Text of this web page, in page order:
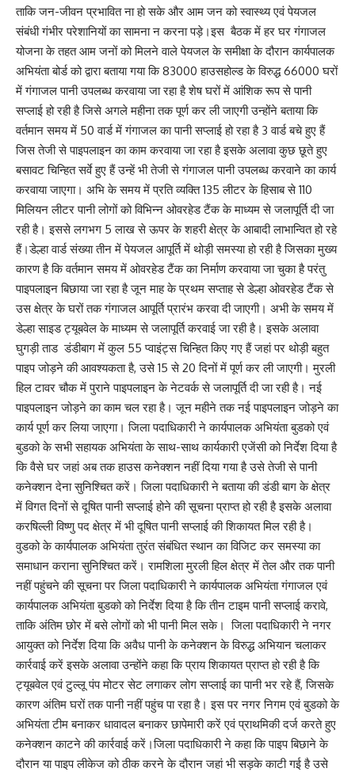
ताकि जन-जीवन प्रभावित ना हो सके और आम जन को स्वास्थ्य एवं पेयजल
संबंधी गंभीर परेशानियों का सामना न करना पड़े।इस बैठक में हर घर गंगाजल
योजना के तहत आम जनों को मिलने वाले पेयजल के समीक्षा के दौरान कार्यपालक
अभियंता बोर्ड को द्वारा बताया गया कि 83000 हाउसहोल्ड के विरुद्ध 66000 घरों
में गंगाजल पानी उपलब्ध करवाया जा रहा है शेष घरों में आंशिक रूप से पानी
सप्लाई हो रही है जिसे अगले महीना तक पूर्ण कर ली जाएगी उन्होंने बताया कि
वर्तमान समय में 50 वार्ड में गंगाजल का पानी सप्लाई हो रहा है 3 वार्ड बचे हुए हैं
जिस तेजी से पाइपलाइन का काम करवाया जा रहा है इसके अलावा कुछ छूते हुए
बसावट चिन्हित सर्वे हुए हैं उन्हें भी तेजी से गंगाजल पानी उपलब्ध करवाने का कार्य
करवाया जाएगा। अभि के समय में प्रति व्यक्ति 135 लीटर के हिसाब से 110
मिलियन लीटर पानी लोगों को विभिन्न ओवरहेड टैंक के माध्यम से जलापूर्ति दी जा
रही है। इससे लगभग 5 लाख से ऊपर के शहरी क्षेत्र के आबादी लाभान्वित हो रहे
हैं।डेल्हा वार्ड संख्या तीन में पेयजल आपूर्ति में थोड़ी समस्या हो रही है जिसका मुख्य
कारण है कि वर्तमान समय में ओवरहेड टैंक का निर्माण करवाया जा चुका है परंतु
पाइपलाइन बिछाया जा रहा है जून माह के प्रथम सप्ताह से डेल्हा ओवरहेड टैंक से
उस क्षेत्र के घरों तक गंगाजल आपूर्ति प्रारंभ करवा दी जाएगी। अभी के समय में
डेल्हा साइड ट्यूबवेल के माध्यम से जलापूर्ति करवाई जा रही है। इसके अलावा
घुगड़ी ताड डंडीबाग में कुल 55 प्वाइंट्स चिन्हित किए गए हैं जहां पर थोड़ी बहुत
पाइप जोड़ने की आवश्यकता है, उसे 15 से 20 दिनों में पूर्ण कर ली जाएगी। मुरली
हिल टावर चौक में पुराने पाइपलाइन के नेटवर्क से जलापूर्ति दी जा रही है। नई
पाइपलाइन जोड़ने का काम चल रहा है। जून महीने तक नई पाइपलाइन जोड़ने का
कार्य पूर्ण कर लिया जाएगा। जिला पदाधिकारी ने कार्यपालक अभियंता बुडको एवं
बुडको के सभी सहायक अभियंता के साथ-साथ कार्यकारी एजेंसी को निर्देश दिया है
कि वैसे घर जहां अब तक हाउस कनेक्शन नहीं दिया गया है उसे तेजी से पानी
कनेक्शन देना सुनिश्चित करें। जिला पदाधिकारी ने बताया की डंडी बाग के क्षेत्र
में विगत दिनों से दूषित पानी सप्लाई होने की सूचना प्राप्त हो रही है इसके अलावा
करषिल्ली विष्णु पद क्षेत्र में भी दूषित पानी सप्लाई की शिकायत मिल रही है।
वुडको के कार्यपालक अभियंता तुरंत संबंधित स्थान का विजिट कर समस्या का
समाधान कराना सुनिश्चित करें। रामशिला मुरली हिल क्षेत्र में तेल और तक पानी
नहीं पहुंचने की सूचना पर जिला पदाधिकारी ने कार्यपालक अभियंता गंगाजल एवं
कार्यपालक अभियंता बुडको को निर्देश दिया है कि तीन टाइम पानी सप्लाई करावे,
ताकि अंतिम छोर में बसे लोगों को भी पानी मिल सके। जिला पदाधिकारी ने नगर
आयुक्त को निर्देश दिया कि अवैध पानी के कनेक्शन के विरुद्ध अभियान चलाकर
कार्रवाई करें इसके अलावा उन्होंने कहा कि प्राय शिकायत प्राप्त हो रही है कि
ट्यूबवेल एवं टुल्लू पंप मोटर सेट लगाकर लोग सप्लाई का पानी भर रहे हैं, जिसके
कारण अंतिम घरों तक पानी नहीं पहुंच पा रहा है। इस पर नगर निगम एवं बुडको के
अभियंता टीम बनाकर धावादल बनाकर छापेमारी करें एवं प्राथमिकी दर्ज करते हुए
कनेक्शन काटने की कार्रवाई करें।जिला पदाधिकारी ने कहा कि पाइप बिछाने के
दौरान या पाइप लीकेज को ठीक करने के दौरान जहां भी सड़के काटी गई है उसे